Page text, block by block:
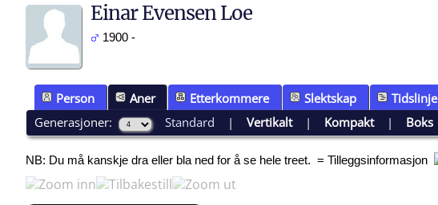
Einar Evensen Loe
1900 -
Person Aner Etterkommere Slektskap Tidslinje
Generasjoner:
Standard |Vertikalt| Kompakt| Boks
NB: Du må kanskje dra eller bla ned for å se hele treet. = Tilleggsinformasjon